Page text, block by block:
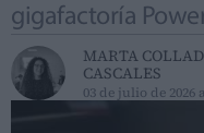
gigafactoría
MARTA
CASCALES
03 de julio de 2026